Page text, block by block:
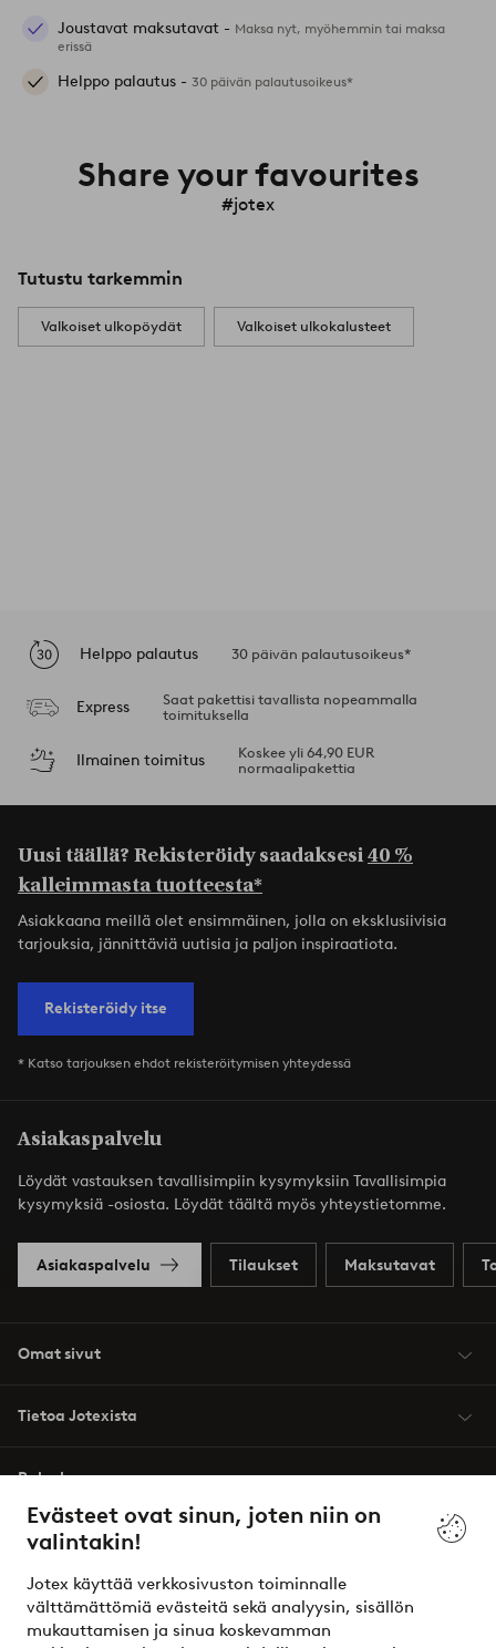
Evästeet ovat sinun, joten niin on
valintakin!
Jotex käyttää verkkosivuston toiminnalle
välttämättömiä evästeitä sekä analyysin, sisällön
mukauttamisen ja sinua koskevamman
Joustavat maksutavat - Maksa nyt, myöhemmin tai maksa
erissä
Helppo palautus - 30 päivän palautusoikeus*
Share your favourites
#jotex
Tutustu tarkemmin
Valkoiset ulkopöydät Valkoiset ulkokalusteet
Helppo palautus 30 päivän palautusoikeus*
Express
Saat pakettisi tavallista nopeammalla
toimituksella
Ilmainen toimitus
Koskee yli 64,90 EUR
normaalipakettia
Uusi täällä? Rekisteröidy saadaksesi40 %
kalleimmasta tuotteesta*
Asiakkaana meillä olet ensimmäinen, jolla on eksklusiivisia
tarjouksia, jännittäviä uutisia ja paljon inspiraatiota.
Rekisteröidy itse
* Katso tarjouksen ehdot rekisteröitymisen yhteydessä
Asiakaspalvelu
Löydät vastauksen tavallisimpiin kysymyksiin Tavallisimpia
kysymyksiä -osiosta. Löydät täältä myös yhteystietomme.
Asiakaspalvelu Tilaukset Maksutavat
Omat sivut
Tietoa Jotexista
Palvelumme
Ehdot
Ystävät